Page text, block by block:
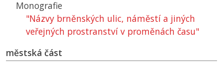
Monografie
"Názvy brněnských ulic, náměstí a jiných
veřejných prostranství v proměnách času"
městská část